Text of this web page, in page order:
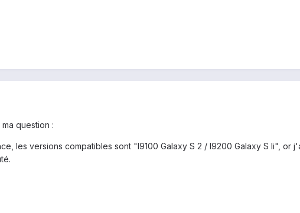
question :
les versions compatibles sont "I9100 Galaxy S 2 / I9200 Galaxy S Ii", or